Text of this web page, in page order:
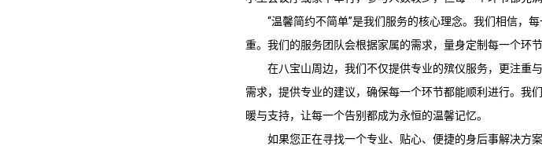
“温馨简约不简单”是我们服务的核心理念。我们相信，
重。我们的服务团队会根据家属的需求，量身定制每一个环
在八宝山周边，我们不仅提供专业的殡仪服务，更注重
需求，提供专业的建议，确保每一个环节都能顺利进行。我
暖与支持，让每一个告别都成为永恒的温馨记忆。
如果您正在寻找一个专业、贴心、便捷的身后事解决方